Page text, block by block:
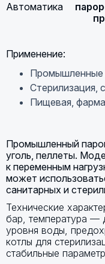
Автоматика
Применение:
Промышленные
Стерилизация,
Пищевая,
Промышленный
уголь, пеллеты.
к переменным
может
санитарных и
Технические
бар, температура —
уровня воды,
котлы для
стабильные